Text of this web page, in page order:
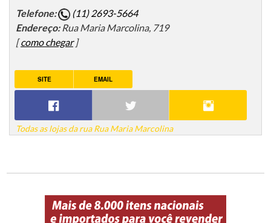
Telefone:
(11) 2693-5664
Endereço: Rua Maria Marcolina, 719
[como chegar]
SITE EMAIL
Todas as lojas da rua Rua Maria Marcolina